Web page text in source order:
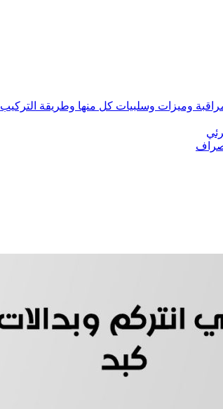
وميزات وسلبيات كل منها وطريقة التركيب